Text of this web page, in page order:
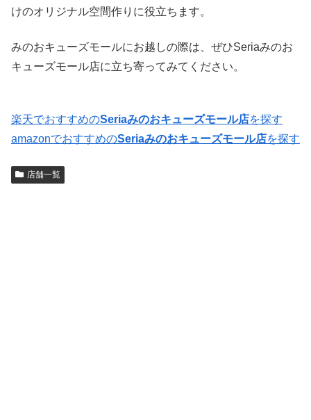
けのオリジナル空間作りに役立ちます。
みのおキューズモールにお越しの際は、ぜひSeriaみのお
キューズモール店に立ち寄ってみてください。
楽天でおすすめのSeriaみのおキューズモール店を探す
amazonでおすすめのSeriaみのおキューズモール店を探す
店舗一覧